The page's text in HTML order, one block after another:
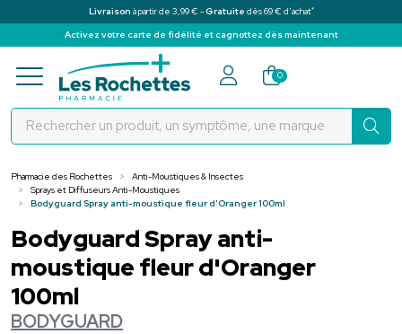
Livraison à partir de 3,99 € -Gratuite dès 69 € d’achat*
Activez votre carte de fidélité et cagnottez dès maintenant
Pharmacie des Rochettes Votre
0
Pharmacie des Rochettes
Anti-Moustiques & Insectes
Sprays et Diffuseurs Anti-Moustiques
Bodyguard Spray anti-moustique fleur d'Oranger 100ml
Bodyguard Spray anti-
moustique fleur d'Oranger
100ml
BODYGUARD